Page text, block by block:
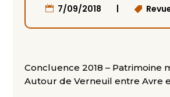
7/09/2018 |
Concluence 2018 – Patrimoine
Autour de Verneuil entre Avre